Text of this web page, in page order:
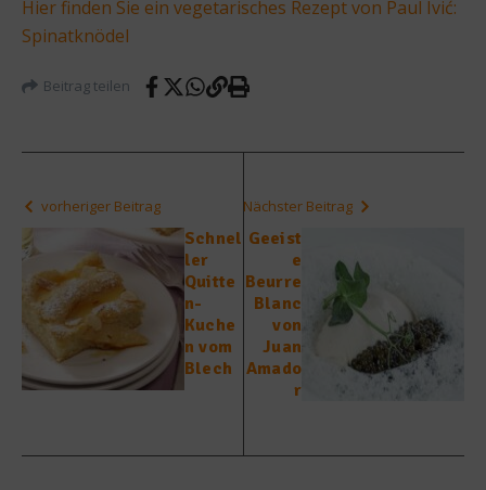
Hier finden Sie ein vegetarisches Rezept von Paul Ivić:
Spinatknödel
Beitrag teilen
vorheriger Beitrag
Schnel
ler
Quitte
n-
Kuche
n vom
Blech
Nächster Beitrag
Geeist
e
Beurre
Blanc
von
Juan
Amado
r